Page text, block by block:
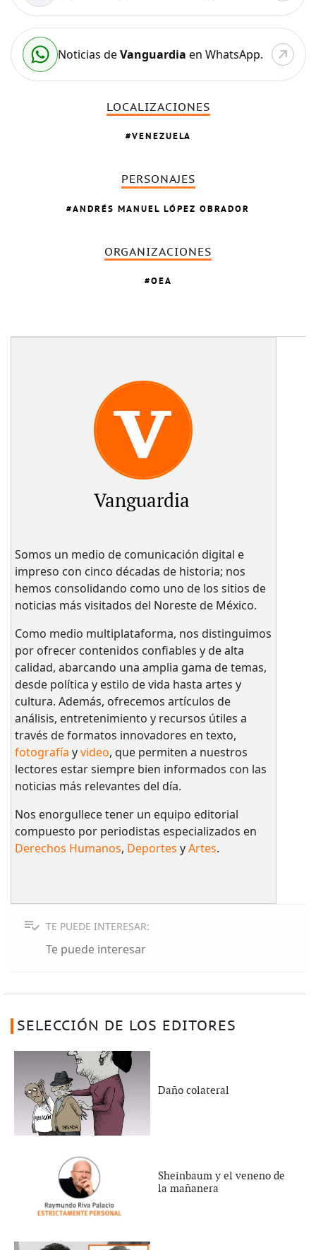
Noticias deVanguardia en WhatsApp.
LOCALIZACIONES
VENEZUELA
PERSONAJES
ANDRÉS MANUEL LÓPEZ OBRADOR
ORGANIZACIONES
OEA
Vanguardia
Somos un medio de comunicación digital e
impreso con cinco décadas de historia; nos
hemos consolidando como uno de los sitios de
noticias más visitados del Noreste de México.
Como medio multiplataforma, nos distinguimos
por ofrecer contenidos confiables y de alta
calidad, abarcando una amplia gama de temas,
desde política y estilo de vida hasta artes y
cultura. Además, ofrecemos artículos de
análisis, entretenimiento y recursos útiles a
través de formatos innovadores en texto,
fotografía yvideo, que permiten a nuestros
lectores estar siempre bien informados con las
noticias más relevantes del día.
Nos enorgullece tener un equipo editorial
compuesto por periodistas especializados en
Derechos Humanos, Deportes yArtes.
TE PUEDE INTERESAR:
Te puede interesar
SELECCIÓN DE LOS EDITORES
Daño colateral
Sheinbaum y el veneno de
la mañanera